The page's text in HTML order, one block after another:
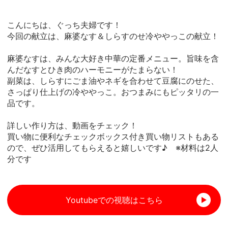
こんにちは、ぐっち夫婦です！
今回の献立は、麻婆なす＆しらすのせ冷ややっこの献立！
麻婆なすは、みんな大好き中華の定番メニュー。旨味を含
んだなすとひき肉のハーモニーがたまらない！
副菜は、しらすにごま油やネギを合わせて豆腐にのせた、
さっぱり仕上げの冷ややっこ。おつまみにもピッタリの一
品です。
詳しい作り方は、動画をチェック！
買い物に便利なチェックボックス付き買い物リストもある
ので、ぜひ活用してもらえると嬉しいです♪ ※材料は2人
分です
Youtubeでの視聴はこちら